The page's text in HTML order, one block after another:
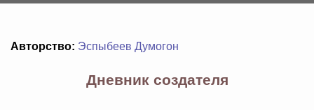
Авторство: Эспыбеев Думогон
Дневник создателя